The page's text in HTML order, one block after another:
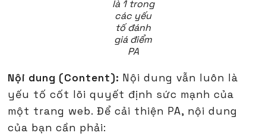
là 1 trong
các yếu
tố đánh
giá điểm
PA
Nội dung (Content): Nội dung vẫn luôn là
yếu tố cốt lõi quyết định sức mạnh của
một trang web. Để cải thiện PA, nội dung
của bạn cần phải: